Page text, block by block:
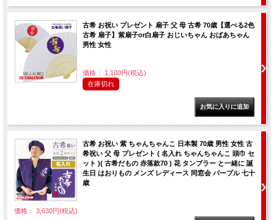
古希 お祝い プレゼント 扇子 父 母 古希 70歳【選べる2色
古希 扇子】紫扇子or白扇子 おじいちゃん おばあちゃん
男性 女性
価格： 1,100円(税込)
在庫切れ
古希 お祝い 紫 ちゃんちゃんこ 日本製 70歳 男性 女性 古
希祝い 父 母 プレゼント ( 名入れ ちゃんちゃんこ 頭巾 セ
ット )( 古希だもの 赤落款70 ) 花 タンブラー と一緒に 誕
生日 はおりもの メンズ レディース 同窓会 パープル 七十
歳
価格： 3,630円(税込)